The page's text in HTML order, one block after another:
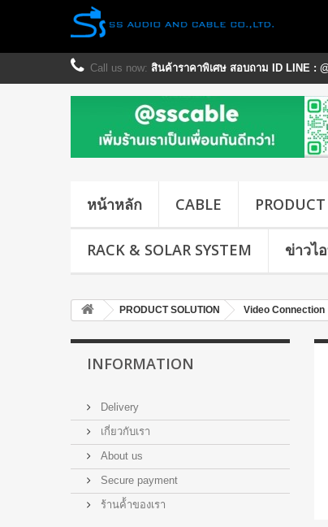
Call us now: สินค้าราคาพิเศษ สอบถาม ID LINE :
หน้าหลัก CABLE
RACK & SOLAR SYSTEM ข่าวไ
PRODUCT SOLUTION Video Connection
INFORMATION
Delivery
เกี่ยวกับเรา
About us
Secure payment
ร้านค้้าของเรา